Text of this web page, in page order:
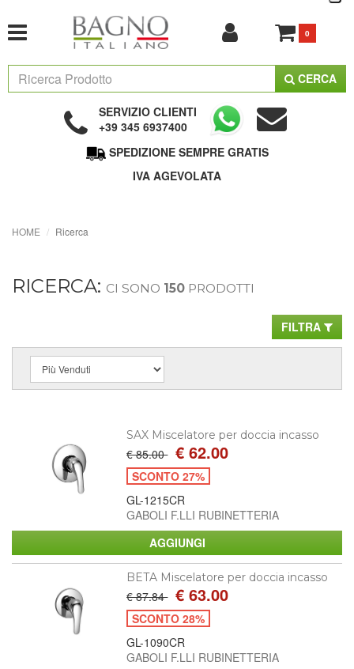
0
CERCA
SERVIZIO CLIENTI
+39 345 6937400
SPEDIZIONE SEMPRE GRATIS
IVA AGEVOLATA
HOME Ricerca
RICERCA: CI SONO 150 PRODOTTI
FILTRA
SAX Miscelatore per doccia incasso
€ 85.00 € 62.00
SCONTO 27%
GL-1215CR
GABOLI F.LLI RUBINETTERIA
BETA Miscelatore per doccia incasso
€ 87.84 € 63.00
SCONTO 28%
GL-1090CR
GABOLI F.LLI RUBINETTERIA